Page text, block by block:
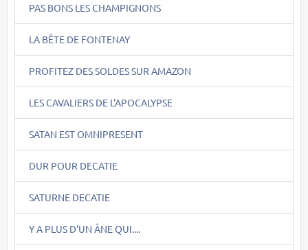
PAS BONS LES CHAMPIGNONS
LA BÊTE DE FONTENAY
PROFITEZ DES SOLDES SUR AMAZON
LES CAVALIERS DE L'APOCALYPSE
SATAN EST OMNIPRESENT
DUR POUR DECATIE
SATURNE DECATIE
Y A PLUS D'UN ÂNE QUI....